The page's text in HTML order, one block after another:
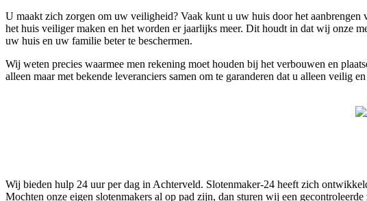
U maakt zich zorgen om uw veiligheid? Vaak kunt u uw huis door het
het huis veiliger maken en het worden er jaarlijks meer. Dit houdt in dat wij onze
uw huis en uw familie beter te beschermen.
Wij weten precies waarmee men rekening moet houden bij het verbouwen en
alleen maar met bekende leveranciers samen om te garanderen dat u alleen
Wij bieden hulp 24 uur per dag in Achterveld. Slotenmaker-24 heeft zich
Mochten onze eigen slotenmakers al op pad zijn, dan sturen wij een